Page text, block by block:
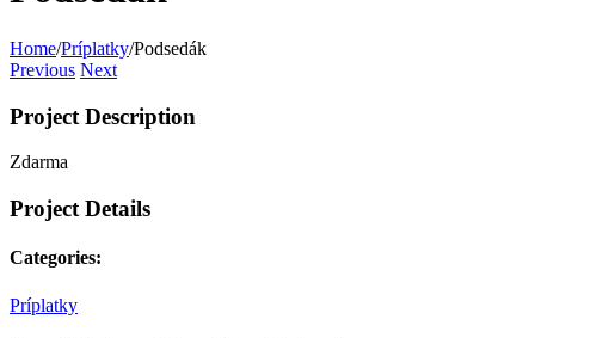
Home/Príplatky/Podsedák
Previous Next
Project Description
Zdarma
Project Details
Categories:
Príplatky